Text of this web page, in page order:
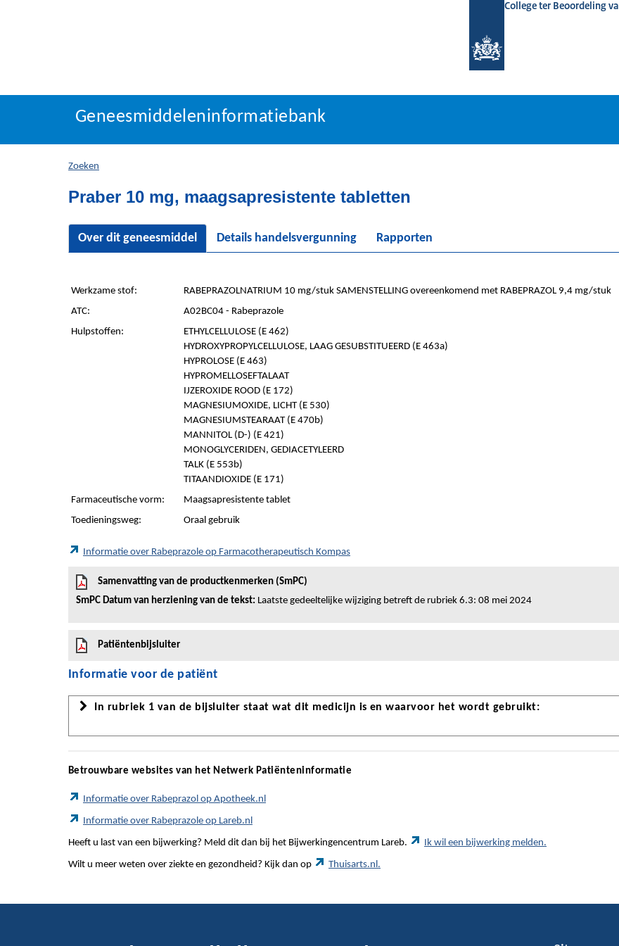
College ter Beoordeling
Geneesmiddeleninformatiebank
U
hier:
Geneesmiddeleninformatiebank
Zoeken
Praber 10 mg, maagsapresistente tabletten
Over dit geneesmiddel Details handelsvergunning Rapporten
Werkzame stof:
RABEPRAZOLNATRIUM 10 mg/stuk SAMENSTELLING overeenkomend met RABEPRAZOL 9,4 mg/stuk
ATC:
A02BC04 - Rabeprazole
Hulpstoffen:
ETHYLCELLULOSE (E 462)
HYDROXYPROPYLCELLULOSE, LAAG GESUBSTITUEERD (E 463a)
HYPROLOSE (E 463)
HYPROMELLOSEFTALAAT
IJZEROXIDE ROOD (E 172)
MAGNESIUMOXIDE, LICHT (E 530)
MAGNESIUMSTEARAAT (E 470b)
MANNITOL (D-) (E 421)
MONOGLYCERIDEN, GEDIACETYLEERD
TALK (E 553b)
TITAANDIOXIDE (E 171)
Farmaceutische vorm:
Maagsapresistente tablet
Toedieningsweg:
Oraal gebruik
Informatie over Rabeprazole op Farmacotherapeutisch Kompas
Samenvatting van de productkenmerken (SmPC)
SmPC Datum van herziening van de tekst: Laatste gedeeltelijke wijziging betreft de rubriek 6.3: 08 mei 2024
Patiëntenbijsluiter
Informatie voor de patiënt
In rubriek 1 van de bijsluiter staat wat dit medicijn is en waarvoor het wordt gebruikt:
Betrouwbare websites van het Netwerk Patiënteninformatie
Informatie over Rabeprazol op Apotheek.nl
Informatie over Rabeprazole op Lareb.nl
Heeft u last van een bijwerking? Meld dit dan bij het Bijwerkingencentrum Lareb. Ik wil een bijwerking melden.
Wilt u meer weten over ziekte en gezondheid? Kijk dan op Thuisarts.nl.